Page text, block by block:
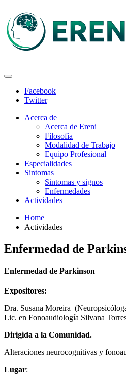
Facebook
Twitter
Acerca de
Acerca de Ereni
Filosofia
Modalidad de Trabajo
Equipo Profesional
Especialidades
Sintomas
Sintomas y signos
Enfermedades
Actividades
Home
Actividades
Enfermedad de
Enfermedad de Parkinson
Expositores:
Dra. Susana Moreira
Lic. en Fonoaudiología Silvana
Dirigida a la Comunidad.
Alteraciones neurocognitivas y
Lugar: